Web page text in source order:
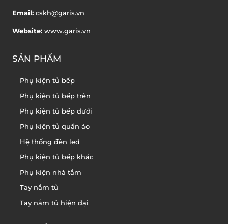
Email: cskh@garis.vn
Website: www.garis.vn
SẢN PHẨM
Phụ kiện tủ bếp
Phụ kiện tủ bếp trên
Phụ kiện tủ bếp dưới
Phụ kiện tủ quần áo
Hệ thống đèn led
Phụ kiện tủ bếp khác
Phụ kiện nhà tắm
Tay nắm tủ
Tay nắm tủ hiện đại